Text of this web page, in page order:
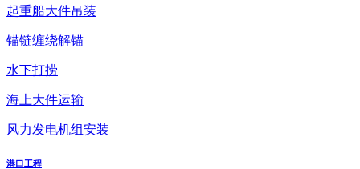
起重船大件吊装
锚链缠绕解锚
水下打捞
海上大件运输
风力发电机组安装
港口工程